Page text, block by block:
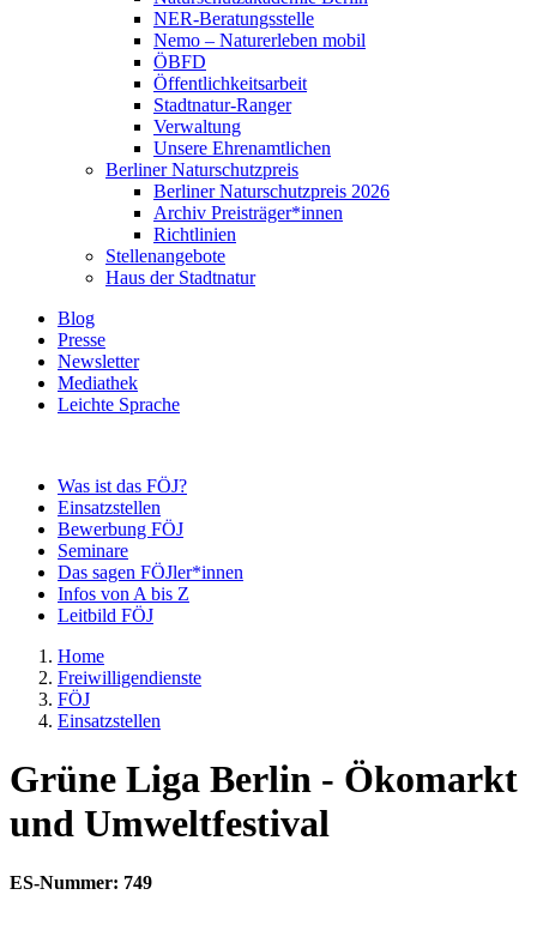
NER-Beratungsstelle
Nemo – Naturerleben mobil
ÖBFD
Öffentlichkeitsarbeit
Stadtnatur-Ranger
Verwaltung
Unsere Ehrenamtlichen
Berliner Naturschutzpreis
Berliner Naturschutzpreis 2026
Archiv Preisträger*innen
Richtlinien
Stellenangebote
Haus der Stadtnatur
Blog
Presse
Newsletter
Mediathek
Leichte Sprache
Was ist das FÖJ?
Einsatzstellen
Bewerbung FÖJ
Seminare
Das sagen FÖJler*innen
Infos von A bis Z
Leitbild FÖJ
Home
Freiwilligendienste
FÖJ
Einsatzstellen
Grüne Liga Berlin - Ökomarkt
und Umweltfestival
ES-Nummer: 749